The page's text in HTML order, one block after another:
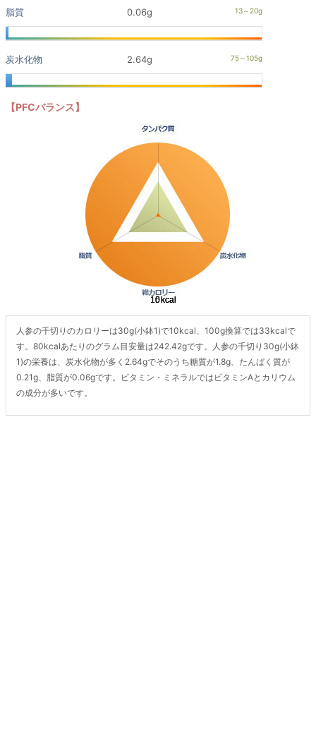
脂質 0.06g
炭水化物 2.64g
【PFCバランス】
人参の千切りのカロリーは30g(小鉢1)で10kcal、100g換算では33kcalで
す。80kcalあたりのグラム目安量は242.42gです。人参の千切り30g(小鉢
1)の栄養は、炭水化物が多く2.64gでそのうち糖質が1.8g、たんぱく質が
0.21g、脂質が0.06gです。ビタミン・ミネラルではビタミンAとカリウム
の成分が多いです。